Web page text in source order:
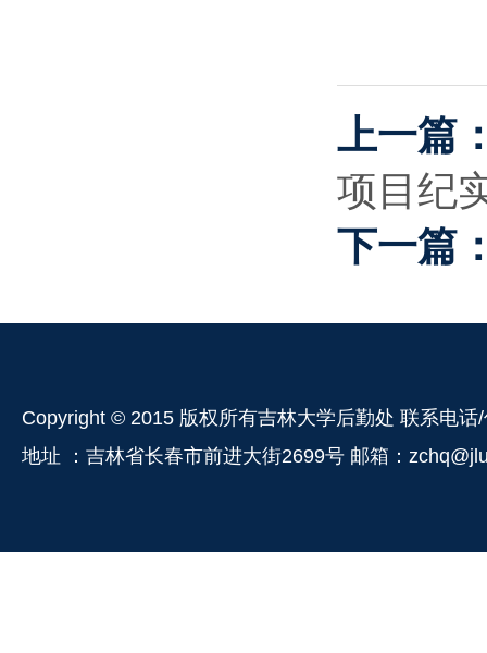
上一篇
项目纪
下一篇
Copyright © 2015 版权所有吉林大学后勤处 联系电
地址 ：吉林省长春市前进大街2699号 邮箱：